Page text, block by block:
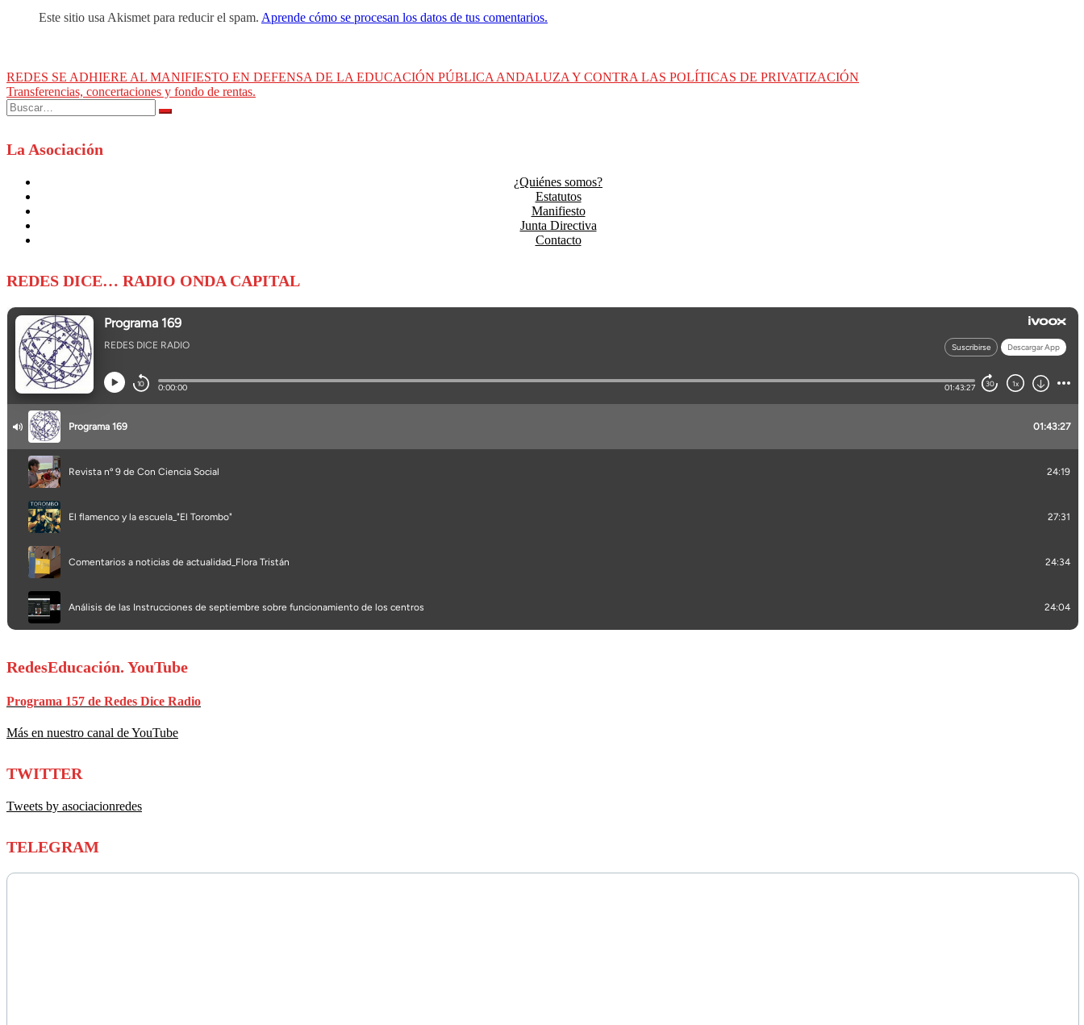
Este sitio usa Akismet para reducir el spam. Aprende cómo se procesan los datos de tus comentarios.
Navegación
de
REDES SE ADHIERE AL MANIFIESTO EN DEFENSA DE LA EDUCACIÓN PÚBLICA ANDALUZA Y CONTRA LAS POLÍTICAS DE PRIVATIZACIÓN
Transferencias, concertaciones y fondo de rentas.
Buscar:
La Asociación
¿Quiénes somos?
Estatutos
Manifiesto
Junta Directiva
Contacto
REDES DICE… RADIO ONDA CAPITAL
RedesEducación. YouTube
Programa 157 de Redes Dice Radio
Más en nuestro canal de YouTube
TWITTER
Tweets by asociacionredes
TELEGRAM